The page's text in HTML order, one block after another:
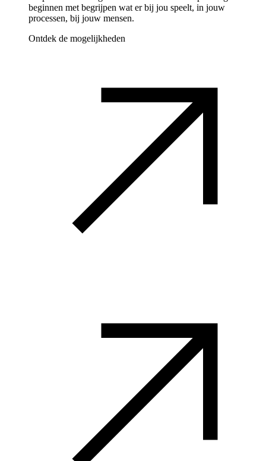
beginnen met begrijpen wat er bij jou speelt, in jouw
processen, bij jouw mensen.
Ontdek de mogelijkheden